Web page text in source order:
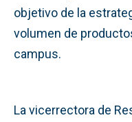
objetivo de la
volumen de
campus.
La vicerrectora de